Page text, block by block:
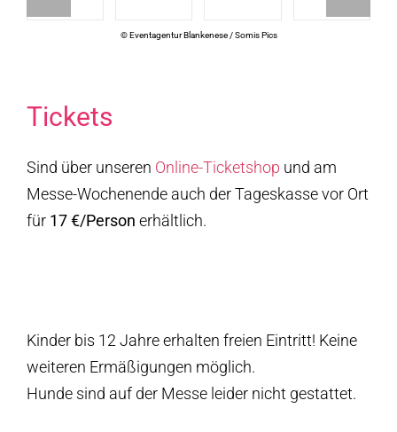
© Eventagentur Blankenese / Somis Pics
Tickets
Sind über unseren Online-Ticketshop und am
Messe-Wochenende auch der Tageskasse vor Ort
für 17 €/Person erhältlich.
Kinder bis 12 Jahre erhalten freien Eintritt! Keine
weiteren Ermäßigungen möglich.
Hunde sind auf der Messe leider nicht gestattet.